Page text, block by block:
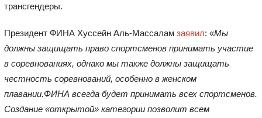
трансгендеры.
Президент ФИНА Хуссейн Аль-Массалам заявил: «Мы
должны защищать право спортсменов принимать участие
в соревнованиях, однако мы также должны защищать
честность соревнований, особенно в женском
плавании.ФИНА всегда будет принимать всех спортсменов.
Создание «открытой» категории позволит всем